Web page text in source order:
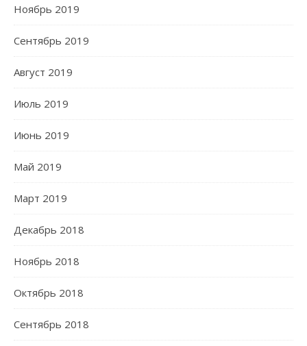
Ноябрь 2019
Сентябрь 2019
Август 2019
Июль 2019
Июнь 2019
Май 2019
Март 2019
Декабрь 2018
Ноябрь 2018
Октябрь 2018
Сентябрь 2018